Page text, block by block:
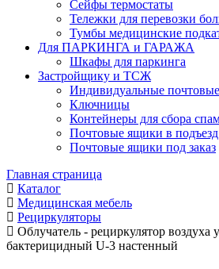
Сейфы термостаты
Тележки для перевозки
Тумбы медицинские
Для ПАРКИНГА и ГАРАЖА
Шкафы для паркинга
Застройщику и ТСЖ
Индивидуальные
Ключницы
Контейнеры для сбора
Почтовые ящики в подъезд
Почтовые ящики под заказ
Главная страница
Каталог
Медицинская мебель
Рециркуляторы
Облучатель - рециркулятор воздуха
бактерицидный U-3 настенный